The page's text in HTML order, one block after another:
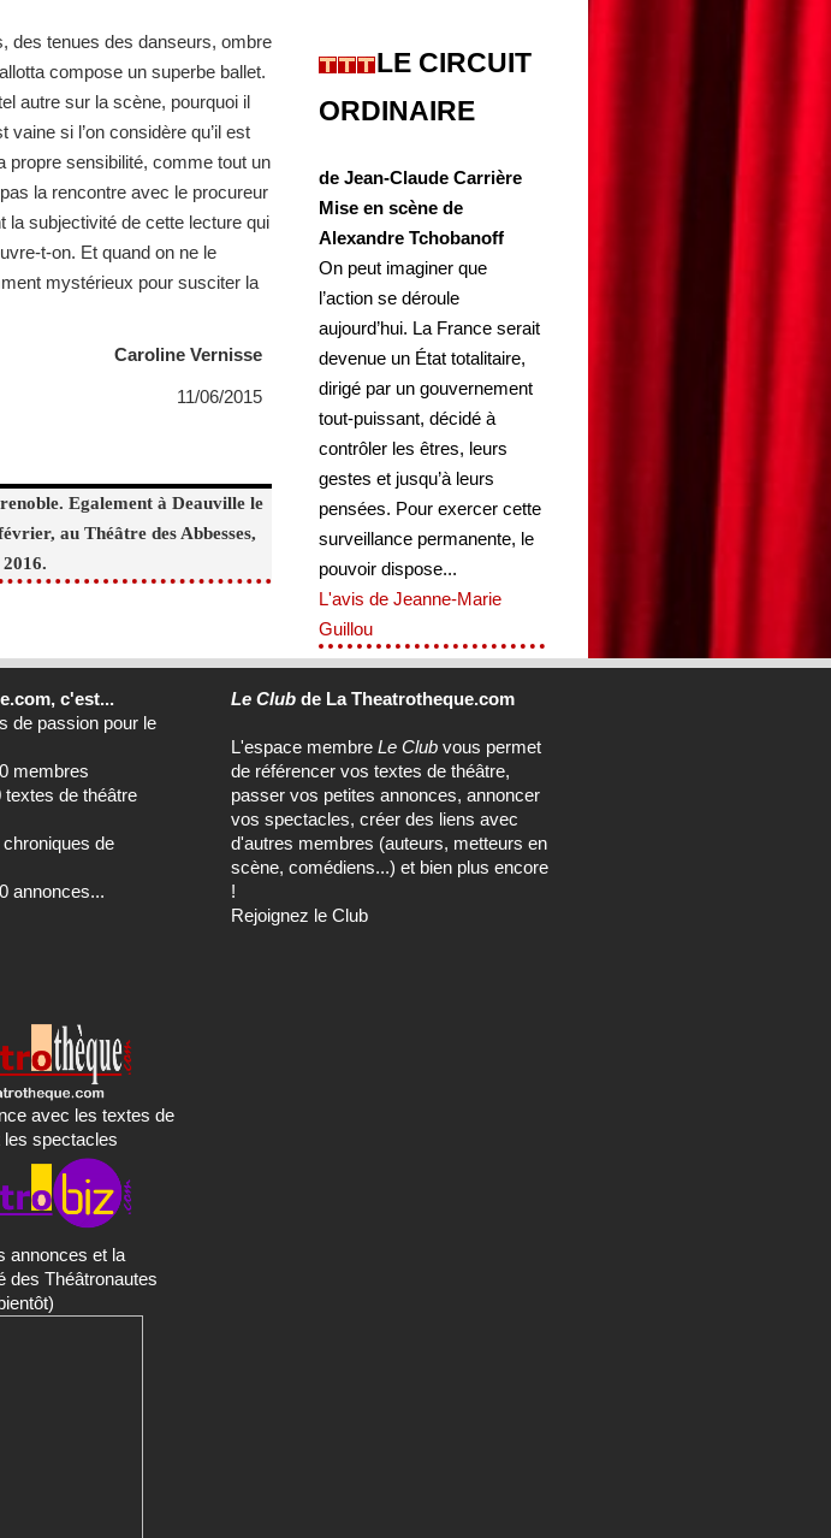
des tenues des danseurs, ombre
compose un superbe ballet.
autre sur la scène, pourquoi il
si l’on considère qu’il est
propre sensibilité, comme tout un
la rencontre avec le procureur
la subjectivité de cette lecture qui
t-on. Et quand on ne le
mystérieux pour susciter la
Caroline Vernisse
11/06/2015
Egalement à Deauville le
au Théâtre des Abbesses,
LE CIRCUIT
ORDINAIRE
de Jean-Claude Carrière
Mise en scène de
Alexandre Tchobanoff
On peut imaginer que
l’action se déroule
aujourd’hui. La France serait
devenue un État totalitaire,
dirigé par un gouvernement
tout-puissant, décidé à
contrôler les êtres, leurs
gestes et jusqu’à leurs
pensées. Pour exercer cette
surveillance permanente, le
pouvoir dispose...
L'avis de Jeanne-Marie
Guillou
c'est...
de passion pour le
membres
textes de théâtre
de
annonces...
avec les textes de
les spectacles
annonces et la
des Théâtronautes
Le Club de La Theatrotheque.com
L'espace membreLe Club vous permet
de référencer vos textes de théâtre,
passer vos petites annonces, annoncer
vos spectacles, créer des liens avec
d'autres membres (auteurs, metteurs en
scène, comédiens...) et bien plus encore
!
Rejoignez le Club